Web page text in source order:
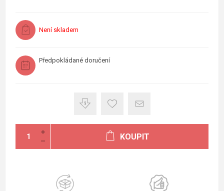
Není skladem
Předpokládané doručení
KOUPIT